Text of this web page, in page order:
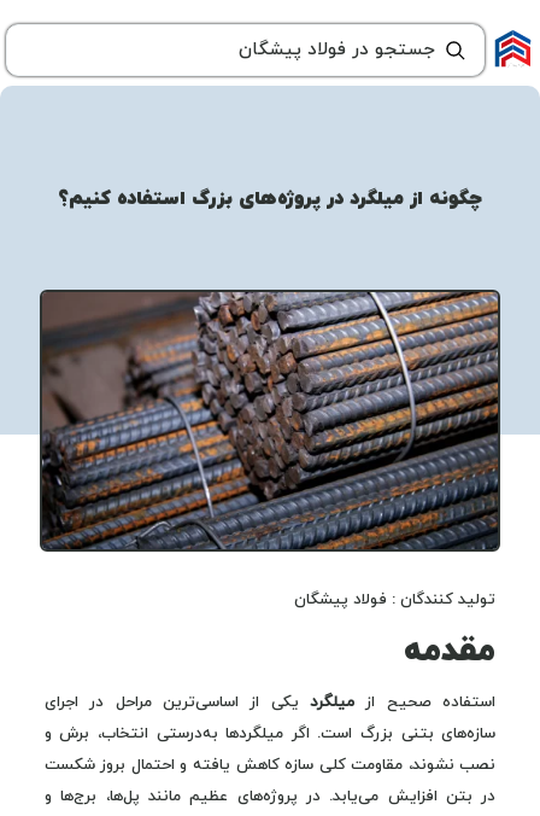
چگونه از میلگرد در پروژه‌های بزرگ استفاده کنیم؟
تولید کنندگان : فولاد پیشگان
مقدمه
استفاده صحیح از میلگردیکی از اساسی‌ترین مراحل در اجرای
سازه‌های بتنی بزرگ است. اگر میلگردها به‌درستی انتخاب، برش و
نصب نشوند، مقاومت کلی سازه کاهش یافته و احتمال بروز شکست
در بتن افزایش می‌یابد. در پروژه‌های عظیم مانند پل‌ها، برج‌ها و